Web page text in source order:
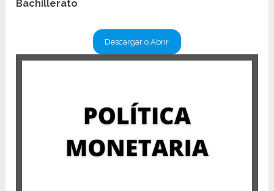
Bachillerato
Descargar o Abrir